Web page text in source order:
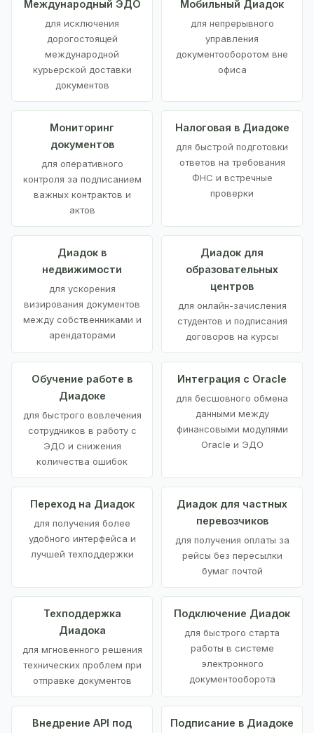
Международный ЭДО
для исключения
дорогостоящей
международной
курьерской доставки
документов
Мобильный Диадок
для непрерывного
управления
документооборотом вне
офиса
Мониторинг
документов
для оперативного
контроля за подписанием
важных контрактов и
актов
Налоговая в Диадоке
для быстрой подготовки
ответов на требования
ФНС и встречные
проверки
Диадок в
недвижимости
для ускорения
визирования документов
между собственниками и
арендаторами
Диадок для
образовательных
центров
для онлайн-зачисления
студентов и подписания
договоров на курсы
Обучение работе в
Диадоке
для быстрого вовлечения
сотрудников в работу с
ЭДО и снижения
количества ошибок
Интеграция с Oracle
для бесшовного обмена
данными между
финансовыми модулями
Oracle и ЭДО
Переход на Диадок
для получения более
удобного интерфейса и
лучшей техподдержки
Диадок для частных
перевозчиков
для получения оплаты за
рейсы без пересылки
бумаг почтой
Техподдержка
Диадока
для мгновенного решения
технических проблем при
отправке документов
Подключение Диадок
для быстрого старта
работы в системе
электронного
документооборота
Внедрение API под
Подписание в Диадоке